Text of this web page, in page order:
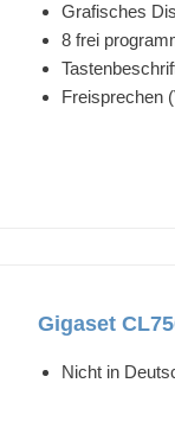
Grafisches
8 frei
Freisprechen
Gigaset
Nicht in